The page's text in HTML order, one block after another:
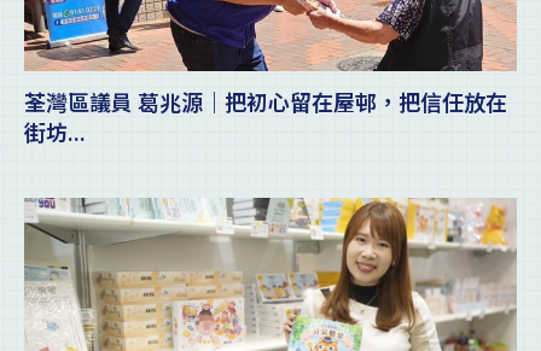
荃灣區議員 葛兆源｜把初心留在屋邨，把信任放在
街坊...